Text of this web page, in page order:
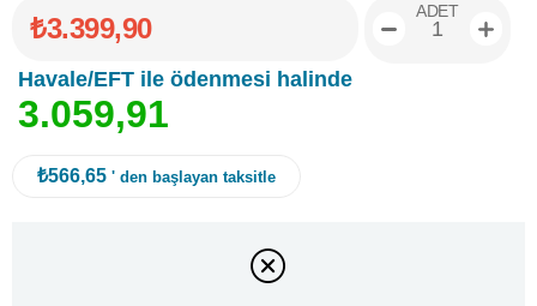
₺3.399,90
Havale/EFT ile ödenmesi halinde
3.059,91
ADET
₺566,65 ' den başlayan taksitle